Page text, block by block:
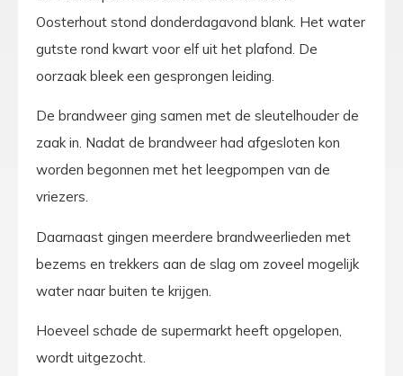
Oosterhout stond donderdagavond blank. Het water
gutste rond kwart voor elf uit het plafond. De
oorzaak bleek een gesprongen leiding.
De brandweer ging samen met de sleutelhouder de
zaak in. Nadat de brandweer had afgesloten kon
worden begonnen met het leegpompen van de
vriezers.
Daarnaast gingen meerdere brandweerlieden met
bezems en trekkers aan de slag om zoveel mogelijk
water naar buiten te krijgen.
Hoeveel schade de supermarkt heeft opgelopen,
wordt uitgezocht.